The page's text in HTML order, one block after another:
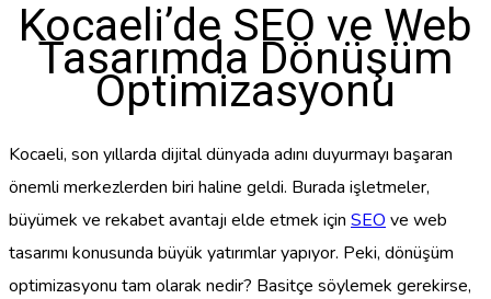
Kocaeli’de SEO ve Web
Tasarımda Dönüşüm
Optimizasyonu
Kocaeli, son yıllarda dijital dünyada adını duyurmayı başaran
önemli merkezlerden biri haline geldi. Burada işletmeler,
büyümek ve rekabet avantajı elde etmek için SEO ve web
tasarımı konusunda büyük yatırımlar yapıyor. Peki, dönüşüm
optimizasyonu tam olarak nedir? Basitçe söylemek gerekirse,